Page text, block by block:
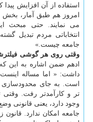
استفاده از آن افزایش پیدا
امروز هم طبق آمار، بخش
می نمایند. حتی مبحث
انتخاباتی مردم تبدیل
جامعه چیست.»
وقتی روی هر گوشی
ادهم ضمن اشاره به این
داشت: « اما مساله
است. به جای محدودسازی
تر و کارآمدتر رفت. وقتی
وجود دارد، یعنی قانونی
جامعه امکان ندارد.